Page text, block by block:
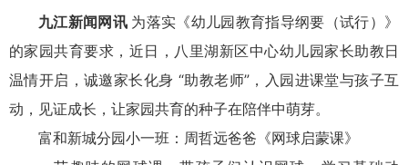
九江新闻网讯 为落实《幼儿园教育指导纲要（试行）》
的家园共育要求，近日，八里湖新区中心幼儿园家长助教日
温情开启，诚邀家长化身 “助教老师”，入园进课堂与孩子互
动，见证成长，让家园共育的种子在陪伴中萌芽。
富和新城分园小一班： 周哲远爸爸《网球启蒙课》